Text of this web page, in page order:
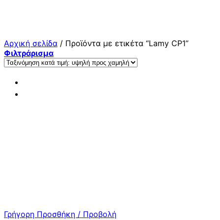
Αρχική σελίδα / Προϊόντα με ετικέτα “Lamy CP1”
Φιλτράρισμα
Γρήγορη Προσθήκη / Προβολή